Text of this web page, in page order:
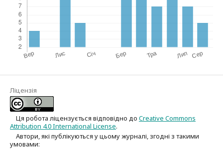
Ліцензія
Ця робота ліцензується відповідно до Creative Commons
Attribution 4.0 International License.
Автори, які публікуються у цьому журналі, згодні з такими
умовами: